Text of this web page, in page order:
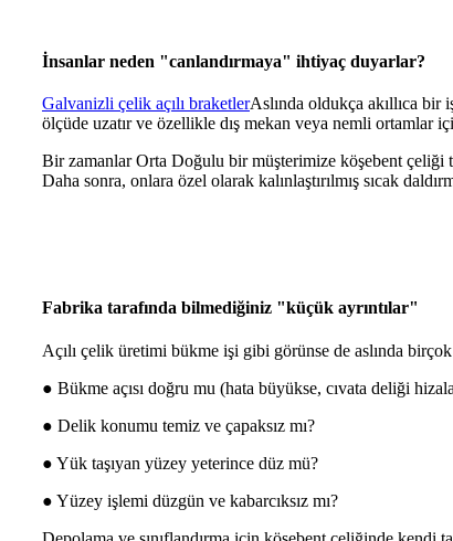
İnsanlar neden "canlandırmaya" ihtiyaç duyarlar?
Galvanizli çelik açılı braketlerAslında oldukça akıllıca bir
ölçüde uzatır ve özellikle dış mekan veya nemli ortamlar
Bir zamanlar Orta Doğulu bir müşterimize köşebent çeliği
Daha sonra, onlara özel olarak kalınlaştırılmış sıcak
Fabrika tarafında bilmediğiniz "küçük ayrıntılar"
Açılı çelik üretimi bükme işi gibi görünse de aslında
● Bükme açısı doğru mu (hata büyükse, cıvata deliği
● Delik konumu temiz ve çapaksız mı?
● Yük taşıyan yüzey yeterince düz mü?
● Yüzey işlemi düzgün ve kabarcıksız mı?